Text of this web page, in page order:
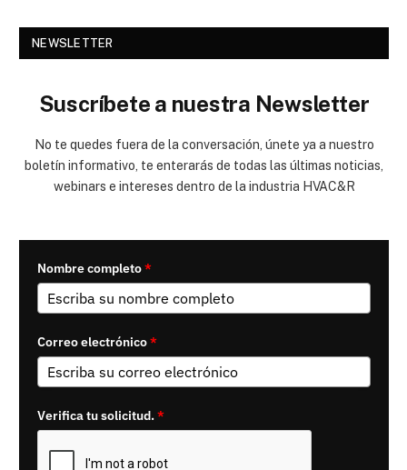
NEWSLETTER
Suscríbete a nuestra Newsletter
No te quedes fuera de la conversación, únete ya a nuestro
boletín informativo, te enterarás de todas las últimas noticias,
webinars e intereses dentro de la industria HVAC&R
Nombre completo*
Correo electrónico*
Verifica tu solicitud.*